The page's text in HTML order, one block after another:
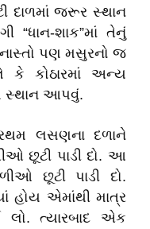
દાળમાં જરૂર સ્થાન
“ધાન-શાક”માં તેનું
નાસ્તો પણ મસુરનો જ
કે કોઠારમાં અન્ય
સ્થાન આપવું.
લસણના દળાને
છૂટી પાડી દો. આ
છૂટી પાડી દો.
હોય એમાંથી માત્ર
ત્યારબાદ એક